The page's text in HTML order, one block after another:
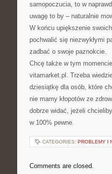
samopoczucia, to w
uwagę to by – naturalnie
W końcu upiększenie
pochwalić się niezwykłymi
zadbać o swoje paznokcie.
Chcę także w tym
vitamarket.pl. Trzeba
dziesiątkę dla osób, które
nie mamy kłopotów ze
dobrze widać, jeżeli
w 100% pewne.
CATEGORIES: PROBLEMY I
Comments are closed.